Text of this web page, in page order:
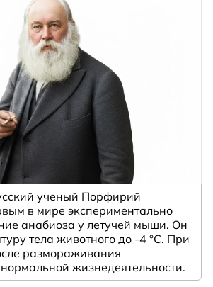
ученый Порфирий
в мире экспериментально
анабиоза у летучей мыши. Он
тела животного до -4 °C. При
размораживания
жизнедеятельности.